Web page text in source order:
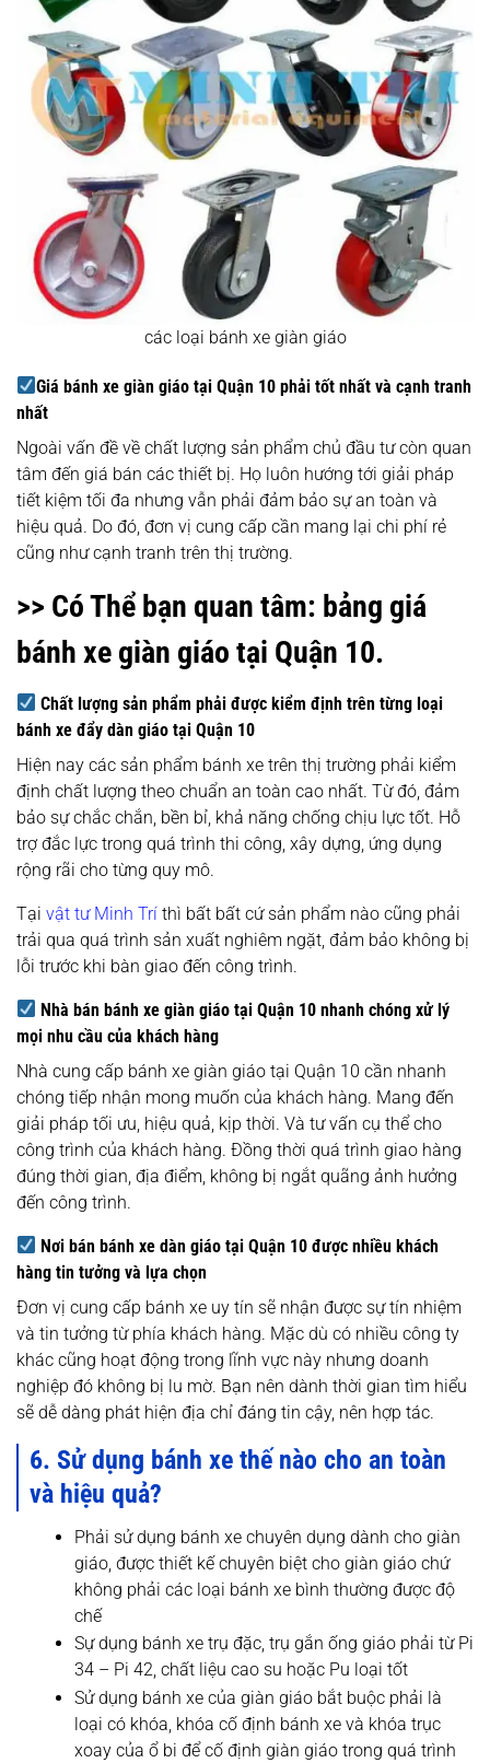
các loại bánh xe giàn giáo
Giá bánh xe giàn giáo tại Quận 10 phải tốt nhất và cạnh tranh
nhất
Ngoài vấn đề về chất lượng sản phẩm chủ đầu tư còn quan
tâm đến giá bán các thiết bị. Họ luôn hướng tới giải pháp
tiết kiệm tối đa nhưng vẫn phải đảm bảo sự an toàn và
hiệu quả. Do đó, đơn vị cung cấp cần mang lại chi phí rẻ
cũng như cạnh tranh trên thị trường.
>> Có Thể bạn quan tâm: bảng giá
bánh xe giàn giáo tại Quận 10.
Chất lượng sản phẩm phải được kiểm định trên từng loại
bánh xe đẩy dàn giáo tại Quận 10
Hiện nay các sản phẩm bánh xe trên thị trường phải kiểm
định chất lượng theo chuẩn an toàn cao nhất. Từ đó, đảm
bảo sự chắc chắn, bền bỉ, khả năng chống chịu lực tốt. Hỗ
trợ đắc lực trong quá trình thi công, xây dựng, ứng dụng
rộng rãi cho từng quy mô.
Tại vật tư Minh Trí thì bất bất cứ sản phẩm nào cũng phải
trải qua quá trình sản xuất nghiêm ngặt, đảm bảo không bị
lỗi trước khi bàn giao đến công trình.
Nhà bán bánh xe giàn giáo tại Quận 10 nhanh chóng xử lý
mọi nhu cầu của khách hàng
Nhà cung cấp bánh xe giàn giáo tại Quận 10 cần nhanh
chóng tiếp nhận mong muốn của khách hàng. Mang đến
giải pháp tối ưu, hiệu quả, kịp thời. Và tư vấn cụ thể cho
công trình của khách hàng. Đồng thời quá trình giao hàng
đúng thời gian, địa điểm, không bị ngắt quãng ảnh hưởng
đến công trình.
Nơi bán bánh xe dàn giáo tại Quận 10 được nhiều khách
hàng tin tưởng và lựa chọn
Đơn vị cung cấp bánh xe uy tín sẽ nhận được sự tín nhiệm
và tin tưởng từ phía khách hàng. Mặc dù có nhiều công ty
khác cũng hoạt động trong lĩnh vực này nhưng doanh
nghiệp đó không bị lu mờ. Bạn nên dành thời gian tìm hiểu
sẽ dễ dàng phát hiện địa chỉ đáng tin cậy, nên hợp tác.
6. Sử dụng bánh xe thế nào cho an toàn
và hiệu quả?
Phải sử dụng bánh xe chuyên dụng dành cho giàn
giáo, được thiết kế chuyên biệt cho giàn giáo chứ
không phải các loại bánh xe bình thường được độ
chế
Sự dụng bánh xe trụ đặc, trụ gắn ống giáo phải từ Pi
34 – Pi 42, chất liệu cao su hoặc Pu loại tốt
Sử dụng bánh xe của giàn giáo bắt buộc phải là
loại có khóa, khóa cố định bánh xe và khóa trục
xoay của ổ bi để cố định giàn giáo trong quá trình